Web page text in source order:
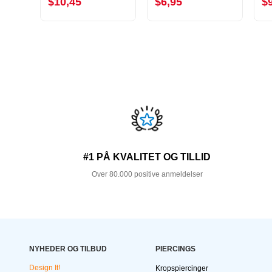
#1 PÅ KVALITET OG TILLID
Over 80.000 positive anmeldelser
NYHEDER OG TILBUD
Design It!
PIERCINGS
Kropspiercinger